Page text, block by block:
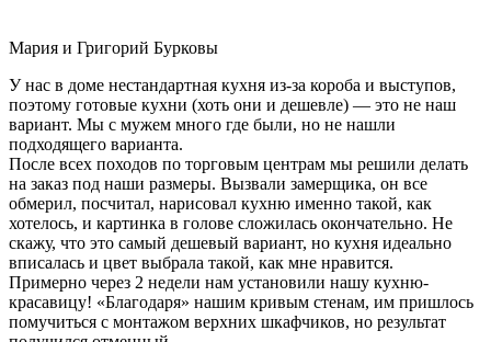
Мария и Григорий Бурковы
У нас в доме нестандартная кухня из-за короба и выступов,
поэтому готовые кухни (хоть они и дешевле) — это не наш
вариант. Мы с мужем много где были, но не нашли
подходящего варианта.
После всех походов по торговым центрам мы решили делать
на заказ под наши размеры. Вызвали замерщика, он все
обмерил, посчитал, нарисовал кухню именно такой, как
хотелось, и картинка в голове сложилась окончательно. Не
скажу, что это самый дешевый вариант, но кухня идеально
вписалась и цвет выбрала такой, как мне нравится.
Примерно через 2 недели нам установили нашу кухню-
красавицу! «Благодаря» нашим кривым стенам, им пришлось
помучиться с монтажом верхних шкафчиков, но результат